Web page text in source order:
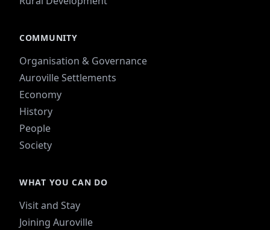
COMMUNITY
Organisation & Governance
Auroville Settlements
Economy
History
People
Society
WHAT YOU CAN DO
Visit and Stay
Joining Auroville